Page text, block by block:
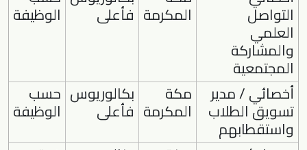
التواصل
العلمي
والمشاركة
المجتمعية
المكرمة فأعلى الوظيفة
أخصائي / مدير
تسويق الطلاب
واستقطابهم
مكة
المكرمة
بكالوريوس
فأعلى
حسب
الوظيفة